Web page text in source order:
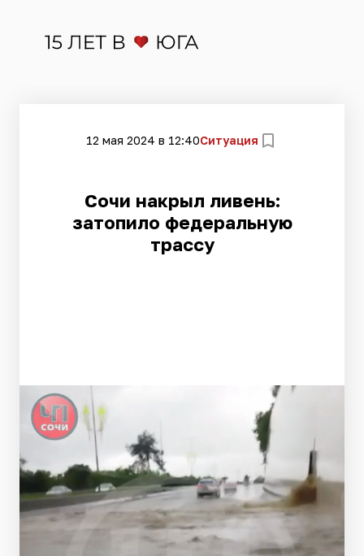
12 мая 2024 в 12:40Ситуация
​Сочи накрыл ливень:
затопило федеральную
трассу